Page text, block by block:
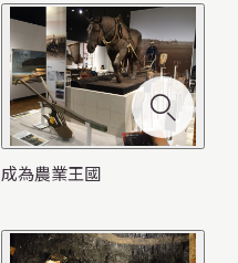
成為農業王國